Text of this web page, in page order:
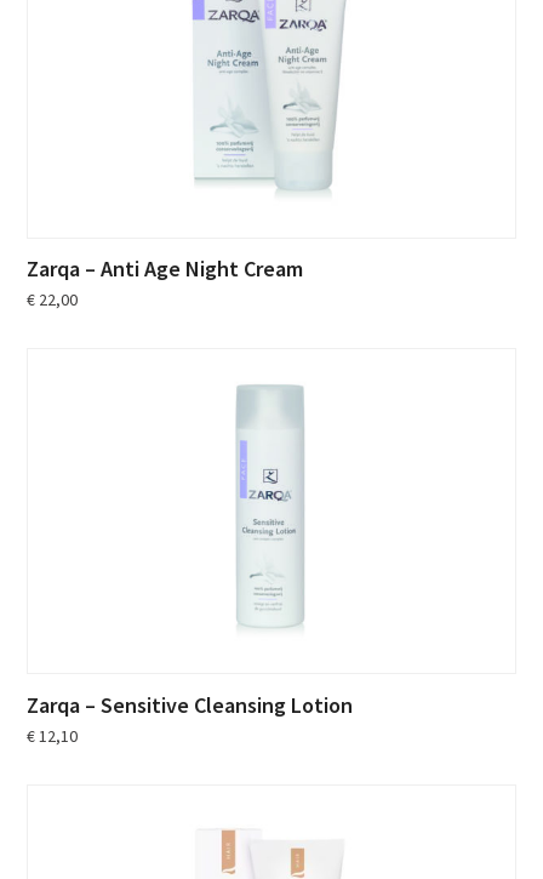
Zarqa – Anti Age Night Cream
€ 22,00
Zarqa – Sensitive Cleansing Lotion
€12,10